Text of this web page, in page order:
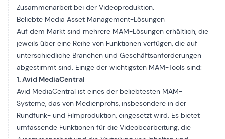
Zusammenarbeit bei der Videoproduktion.
Beliebte Media Asset Management-Lösungen
Auf dem Markt sind mehrere MAM-Lösungen erhältlich, die
jeweils über eine Reihe von Funktionen verfügen, die auf
unterschiedliche Branchen und Geschäftsanforderungen
abgestimmt sind. Einige der wichtigsten MAM-Tools sind:
1. Avid MediaCentral
Avid MediaCentral ist eines der beliebtesten MAM-
Systeme, das von Medienprofis, insbesondere in der
Rundfunk- und Filmproduktion, eingesetzt wird. Es bietet
umfassende Funktionen für die Videobearbeitung, die